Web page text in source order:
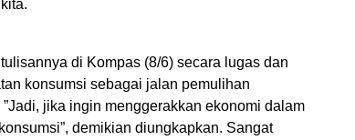
di Kompas (8/6) secara lugas dan
konsumsi sebagai jalan pemulihan
jika ingin menggerakkan ekonomi dalam
demikian diungkapkan. Sangat